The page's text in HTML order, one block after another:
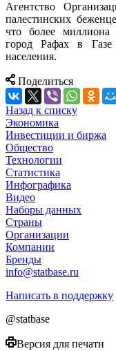
Агентство
палестинских
что более
город Рафах в Газе
населения.
Поделиться
Назад к списку
Экономика
Инвестиции и биржа
Общество
Технологии
Cтатистика
Инфографика
Видео
Наборы данных
Страны
Организации
Компании
Бренды
info@statbase.ru
Написать в поддержку
@statbase
Версия для печати